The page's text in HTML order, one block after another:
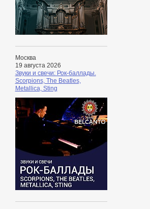
Москва
19 августа 2026
Звуки и свечи: Рок-баллады.
Scorpions, The Beatles,
Metallica, Sting